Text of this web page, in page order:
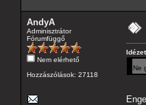
AndyA
Adminisztrátor
Fórumfüggő
Nem elérhető
Hozzászólások: 27118
Ne